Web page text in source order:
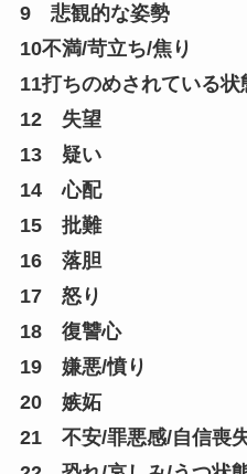
9 悲観的な姿勢
10不満/苛立ち/焦り
11打ちのめされている
12 失望
13 疑い
14 心配
15 批難
16 落胆
17 怒り
18 復讐心
19 嫌悪/憤り
20 嫉妬
21 不安/罪悪感/自信喪